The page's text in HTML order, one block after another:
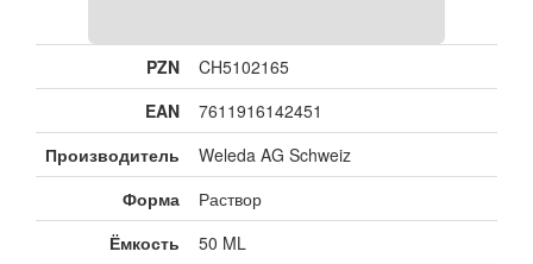
PZN
CH5102165
EAN
7611916142451
Производитель
Weleda AG Schweiz
Форма
Раствор
Ёмкость
50 ML